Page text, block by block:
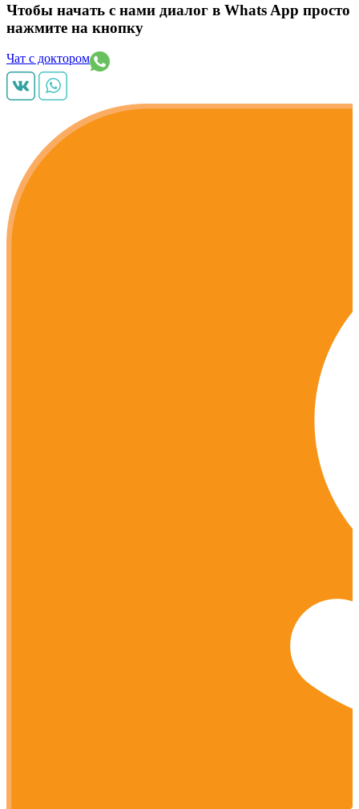
Чтобы начать с нами диалог в Whats App просто
нажмите на кнопку
Чат с доктором